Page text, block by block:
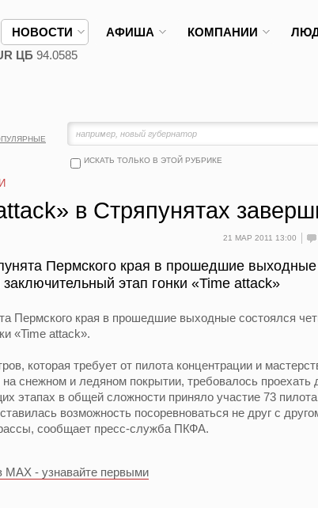
НОВОСТИ АФИША КОМПАНИИ
ЦБ 94.0585
ИСКАТЬ ТОЛЬКО В ЭТОЙ РУБРИКЕ
в Стряпунятах
21 МАР 2011 13:00
Пермского края в прошедшие выходные
этап гонки «Time attack»
Пермского края в прошедшие выходные состоялся
«Time attack».
которая требует от пилота концентрации и
снежном и ледяном покрытии, требовалось проехать
этапах в общей сложности приняло участие 73
возможность посоревноваться не друг с
сообщает пресс-служба ПКФА.
- узнавайте первыми